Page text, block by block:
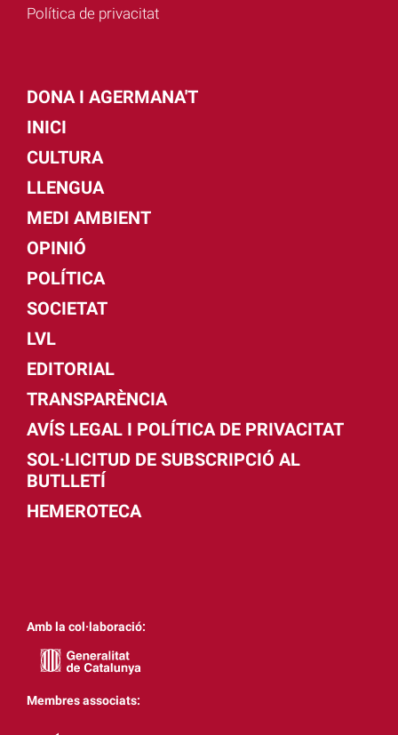
Política de privacitat
DONA I AGERMANA'T
INICI
CULTURA
LLENGUA
MEDI AMBIENT
OPINIÓ
POLÍTICA
SOCIETAT
LVL
EDITORIAL
TRANSPARÈNCIA
AVÍS LEGAL I POLÍTICA DE PRIVACITAT
SOL·LICITUD DE SUBSCRIPCIÓ AL
BUTLLETÍ
HEMEROTECA
Amb la col·laboració:
Membres associats: